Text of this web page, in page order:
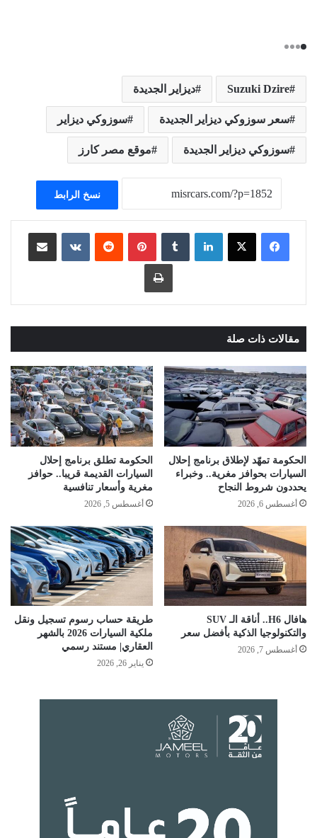
Suzuki Dzire ديزاير الجديدة
سعر سوزوكي ديزاير الجديدة سوزوكي ديزاير
سوزوكي ديزاير الجديدة موقع مصر كارز
نسخ الرابط
لينكدإن ‏Tumblr بينتيريست
‏Reddit
‏VKontakte مشاركة عبر البريد
طباعة
مقالات ذات صلة
الحكومة تمهّد لإطلاق برنامج إحلال
السيارات بحوافز مغرية.. وخبراء
يحددون شروط النجاح
أغسطس 6, 2026
الحكومة تطلق برنامج إحلال
السيارات القديمة قريبا.. حوافز
مغرية وأسعار تنافسية
أغسطس 5, 2026
هافال H6.. أناقة الـ SUV
والتكنولوجيا الذكية بأفضل سعر
أغسطس 7, 2026
طريقة حساب رسوم تسجيل ونقل
ملكية السيارات 2026 بالشهر
العقاري| مستند رسمي
يناير 26, 2026